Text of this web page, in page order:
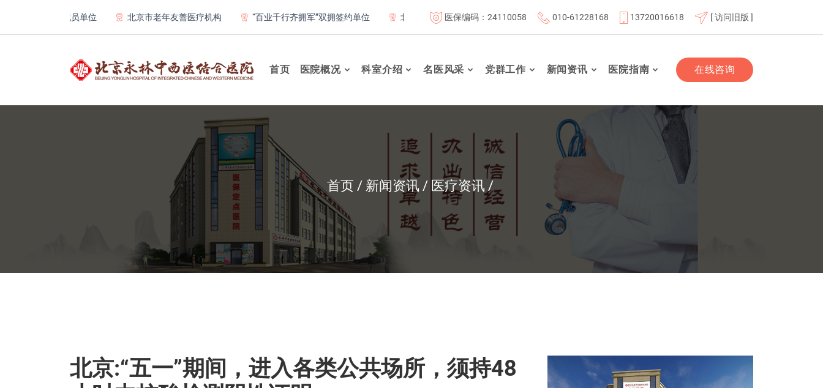
北京市老年友善医疗机构 “百业千行齐拥军”双拥签约单位 北京市基本医疗保险定点医疗机构 北京大学第一医院骨科教学联合体理事单位 大兴区人民医院专科联盟
医保编码：24110058 010-61228168 13720016618 [ 访问旧版 ]
首页 医院概况 科室介绍 名医风采 党群工作 新闻资讯 医院指南 在线咨询
首页 新闻资讯 医疗资讯
北京:“五一”期间，进入各类公共场所，须持48